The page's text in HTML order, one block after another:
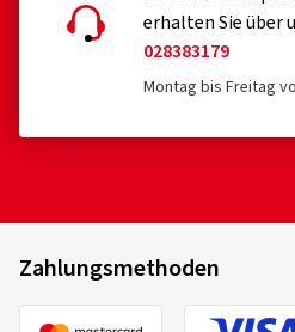
erhalten Sie über
028383179
Montag bis Freitag
Zahlungsmethoden